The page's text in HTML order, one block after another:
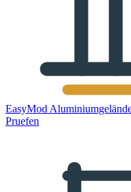
EasyMod
Pruefen